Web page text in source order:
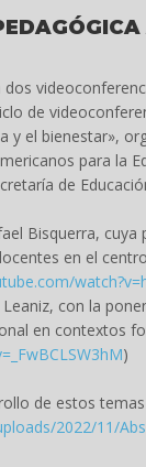
de
y el bienestar»,
para la
de
Bisquerra, cuya
en el
con la
en contextos
)
de estos
2022/11/